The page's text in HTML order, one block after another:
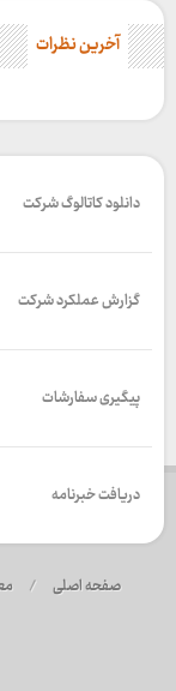
آخرین نظرات
دانلود کاتالوگ شرکت
گزارش عملکرد شرکت
پیگیری سفارشات
دریافت خبرنامه
صفحه اصلی /